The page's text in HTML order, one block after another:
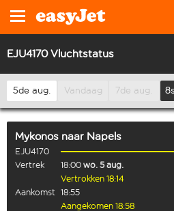
EJU4170 Vluchtstatus
5de aug. Vandaag 7de aug.
Mykonos naar Napels
EJU4170
Vertrek
18:00 wo. 5 aug.
Vertrokken 18:14
Aankomst 18:55
Aangekomen 18:58